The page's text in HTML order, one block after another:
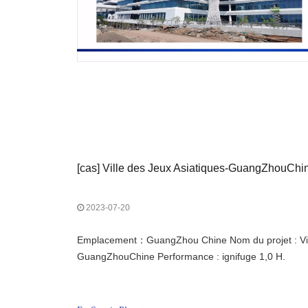
[cas] Ville des Jeux Asiatiques-
2023-07-20
Emplacement：GuangZhou Chine Nom du projet :
GuangZhouChine Performance : ignifuge 1,0 H.